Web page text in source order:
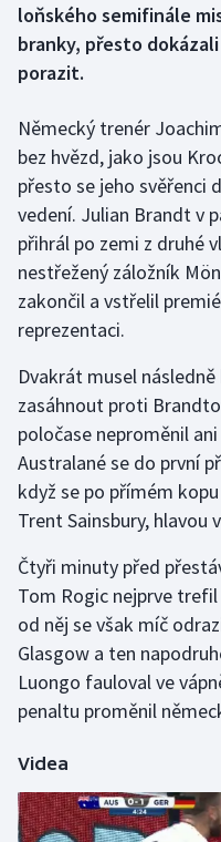
Futsal
Gymnastika
Házená
Jezdectví
Judo
Krasobruslení
Lezení
Lyže a snowboard
Moderní pětiboj
Motorsport
Olympijské hry
Parasport
Plážový volejbal
loňského semifinále
branky, přesto
porazit.
Německý trenér
bez hvězd, jako jsou
přesto se jeho svěřenci
vedení. Julian Brandt v
přihrál po zemi z druhé
nestřežený záložník
zakončil a vstřelil
reprezentaci.
Dvakrát musel
zasáhnout proti
poločase neproměnil
Australané se do první
když se po přímém
Trent Sainsbury, hlavou
Čtyři minuty před
Tom Rogic nejprve
od něj se však míč
Glasgow a ten
Luongo fauloval ve
penaltu proměnil
Videa